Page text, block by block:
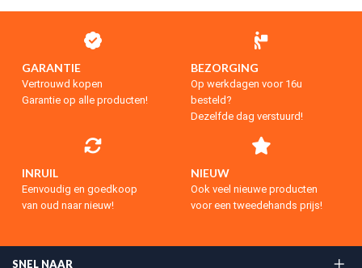
GARANTIE
Vertrouwd kopen
Garantie op alle producten!
BEZORGING
Op werkdagen voor 16u
besteld?
Dezelfde dag verstuurd!
INRUIL
Eenvoudig en goedkoop
van oud naar nieuw!
NIEUW
Ook veel nieuwe producten
voor een tweedehands prijs!
SNEL NAAR